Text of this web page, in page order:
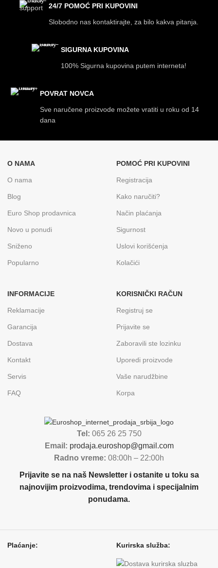
24/7 POMOĆ PRI KUPOVINI
Slobodno nas kontaktirajte, za bilo kakva pitanja.
SIGURNA KUPOVINA
100% Sigurna kupovina putem interneta!
POVRAT NOVCA
Sve naručene proizvode možete vratiti u roku od 14
dana
O NAMA
O nama
Blog
Euro Shop prodavnica
Novo u ponudi
Sniženo
Popularno
POMOĆ PRI KUPOVINI
Registracija
Kako naručiti?
Način plaćanja
Sigurnost
Uslovi korišćenja
Kolačići
INFORMACIJE
Reklamacije
Garancija
Dostava
Kontakt
Servis
FAQ
KORISNIČKI RAČUN
Registruj se
Prijavite se
Zaboravili ste lozinku
Uporedi proizvode
Vaše narudžbine
Korpa
Tel: 065 26 25 750
Email: prodaja.euroshop@gmail.com
Radno vreme: 08:00h – 22:00h
Prijavite se na naš Newsletter i ostanite u toku sa
najnovijim proizvodima, trendovima i specijalnim
ponudama.
Plaćanje: Kurirska služba: